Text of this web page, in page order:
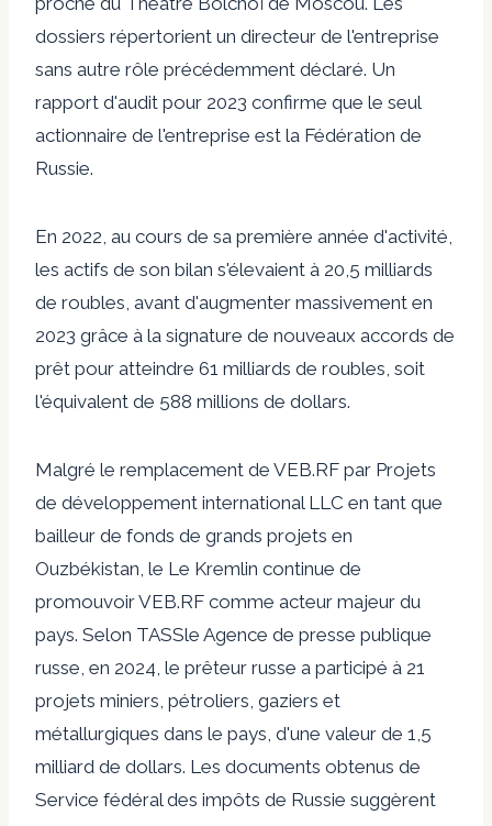
dossiers répertorient un directeur de l'entreprise
sans autre rôle précédemment déclaré. Un
rapport d'audit pour 2023 confirme que le seul
actionnaire de l'entreprise est la Fédération de
Russie.
En 2022, au cours de sa première année d'activité,
les actifs de son bilan s'élevaient à 20,5 milliards
de roubles, avant d'augmenter massivement en
2023 grâce à la signature de nouveaux accords de
prêt pour atteindre 61 milliards de roubles, soit
l'équivalent de 588 millions de dollars.
Malgré le remplacement de VEB.RF par Projets
de développement international LLC en tant que
bailleur de fonds de grands projets en
Ouzbékistan, le Le Kremlin continue de
promouvoirVEB.RF comme acteur majeur du
pays. Selon TASSle Agence de presse publique
russe, en 2024, le prêteur russe a participé à 21
projets miniers, pétroliers, gaziers et
métallurgiques dans le pays, d'une valeur de 1,5
milliard de dollars. Les documents obtenus de
Service fédéral des impôts de Russie suggèrent